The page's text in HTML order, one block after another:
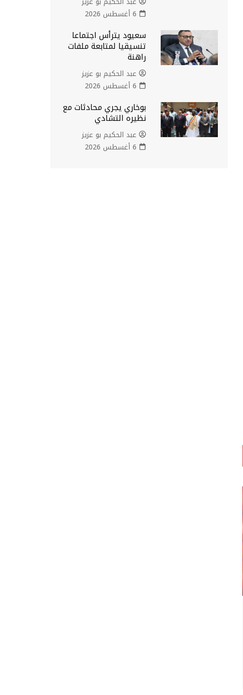
6 أغسطس 2026
سعيود يترأس اجتماعا
تنسيقيا لمتابعة ملفات
راهنة
عبد الحكيم بو عزيز
6 أغسطس 2026
بوخاري يجري محادثات مع
نظيره التشادي
عبد الحكيم بو عزيز
6 أغسطس 2026